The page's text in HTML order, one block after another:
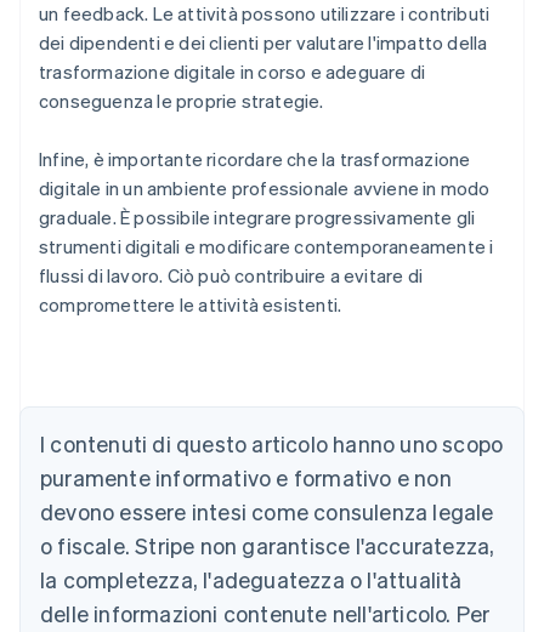
un feedback. Le attività possono utilizzare i contributi
dei dipendenti e dei clienti per valutare l'impatto della
trasformazione digitale in corso e adeguare di
conseguenza le proprie strategie.
Infine, è importante ricordare che la trasformazione
digitale in un ambiente professionale avviene in modo
graduale. È possibile integrare progressivamente gli
strumenti digitali e modificare contemporaneamente i
flussi di lavoro. Ciò può contribuire a evitare di
compromettere le attività esistenti.
I contenuti di questo articolo hanno uno scopo
puramente informativo e formativo e non
devono essere intesi come consulenza legale
o fiscale. Stripe non garantisce l'accuratezza,
la completezza, l'adeguatezza o l'attualità
delle informazioni contenute nell'articolo. Per
English
DeutschEnglish
Belgio
Nederlands Français English
Brasile
PortuguêsEnglish
Bulgaria